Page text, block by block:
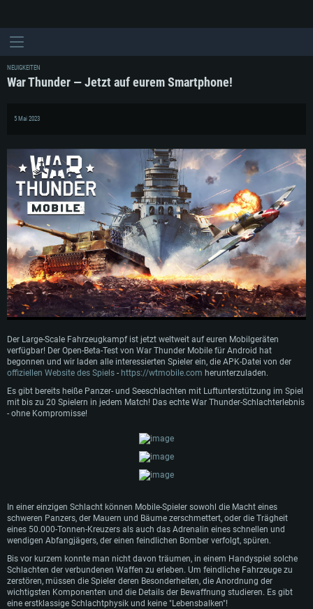
NEUIGKEITEN
War Thunder — Jetzt auf eurem Smartphone!
5 Mai 2023
Der Large-Scale Fahrzeugkampf ist jetzt weltweit auf euren Mobilgeräten
verfügbar! Der Open-Beta-Test von War Thunder Mobile für Android hat
begonnen und wir laden alle interessierten Spieler ein, die APK-Datei von der
offiziellen Website des Spiels - https://wtmobile.com herunterzuladen.
Es gibt bereits heiße Panzer- und Seeschlachten mit Luftunterstützung im Spiel
mit bis zu 20 Spielern in jedem Match! Das echte War Thunder-Schlachterlebnis
- ohne Kompromisse!
In einer einzigen Schlacht können Mobile-Spieler sowohl die Macht eines
schweren Panzers, der Mauern und Bäume zerschmettert, oder die Trägheit
eines 50.000-Tonnen-Kreuzers als auch das Adrenalin eines schnellen und
wendigen Abfangjägers, der einen feindlichen Bomber verfolgt, spüren.
Bis vor kurzem konnte man nicht davon träumen, in einem Handyspiel solche
Schlachten der verbundenen Waffen zu erleben. Um feindliche Fahrzeuge zu
zerstören, müssen die Spieler deren Besonderheiten, die Anordnung der
wichtigsten Komponenten und die Details der Bewaffnung studieren. Es gibt
eine erstklassige Schlachtphysik und keine "Lebensbalken"!